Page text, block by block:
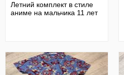
Летний комплект в стиле
аниме на мальчика 11 лет